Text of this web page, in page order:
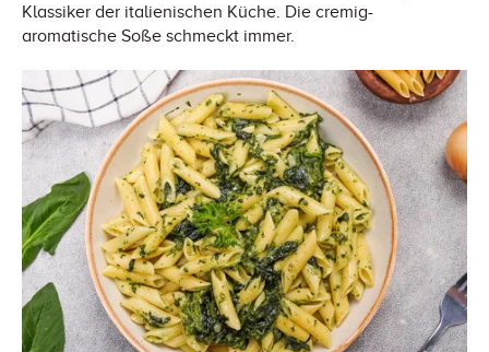
Klassiker der italienischen Küche. Die cremig-
aromatische Soße schmeckt immer.